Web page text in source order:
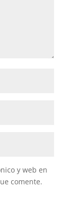
y web en
comente.